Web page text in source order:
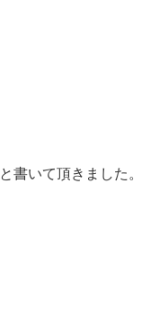
書いて頂きました。